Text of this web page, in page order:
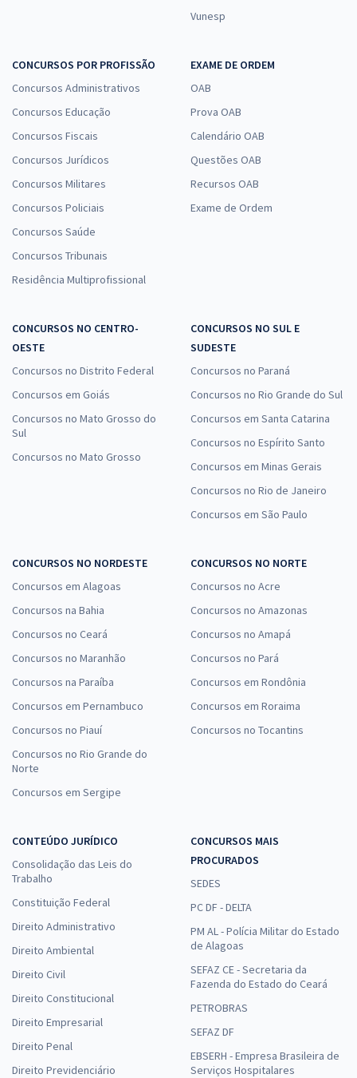
Vunesp
CONCURSOS POR PROFISSÃO
Concursos Administrativos
Concursos Educação
Concursos Fiscais
Concursos Jurídicos
Concursos Militares
Concursos Policiais
Concursos Saúde
Concursos Tribunais
Residência Multiprofissional
EXAME DE ORDEM
OAB
Prova OAB
Calendário OAB
Questões OAB
Recursos OAB
Exame de Ordem
CONCURSOS NO CENTRO-
OESTE
Concursos no Distrito Federal
Concursos em Goiás
Concursos no Mato Grosso do
Sul
Concursos no Mato Grosso
CONCURSOS NO SUL E
SUDESTE
Concursos no Paraná
Concursos no Rio Grande do Sul
Concursos em Santa Catarina
Concursos no Espírito Santo
Concursos em Minas Gerais
Concursos no Rio de Janeiro
Concursos em São Paulo
CONCURSOS NO NORDESTE
Concursos em Alagoas
Concursos na Bahia
Concursos no Ceará
Concursos no Maranhão
Concursos na Paraíba
Concursos em Pernambuco
Concursos no Piauí
Concursos no Rio Grande do
Norte
Concursos em Sergipe
CONCURSOS NO NORTE
Concursos no Acre
Concursos no Amazonas
Concursos no Amapá
Concursos no Pará
Concursos em Rondônia
Concursos em Roraima
Concursos no Tocantins
CONTEÚDO JURÍDICO
Consolidação das Leis do
Trabalho
Constituição Federal
Direito Administrativo
Direito Ambiental
Direito Civil
Direito Constitucional
Direito Empresarial
Direito Penal
Direito Previdenciário
CONCURSOS MAIS
PROCURADOS
SEDES
PC DF - DELTA
PM AL - Polícia Militar do Estado
de Alagoas
SEFAZ CE - Secretaria da
Fazenda do Estado do Ceará
PETROBRAS
SEFAZ DF
EBSERH - Empresa Brasileira de
Serviços Hospitalares